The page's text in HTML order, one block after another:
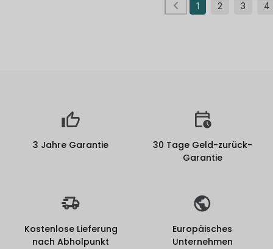
1 2 3 4
3 Jahre Garantie
30 Tage Geld-zurück-
Garantie
Kostenlose Lieferung
nach Abholpunkt
Europäisches
Unternehmen